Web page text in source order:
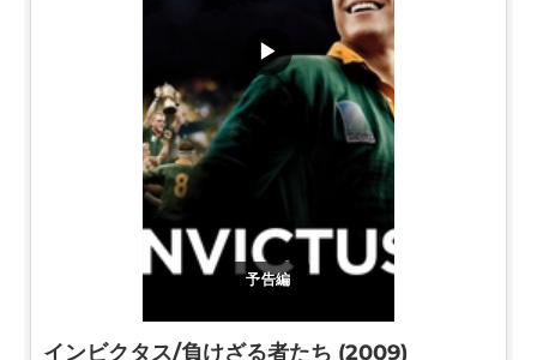
予告編
▶
インビクタス/負けざる者たち (2009)